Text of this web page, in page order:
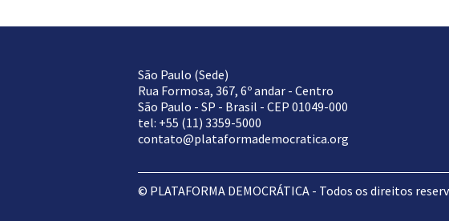
São Paulo (Sede)
Rua Formosa, 367, 6º andar - Centro
São Paulo - SP - Brasil - CEP 01049-000
tel: +55 (11) 3359-5000
contato@plataformademocratica.org
© PLATAFORMA DEMOCRÁTICA - Todos os direitos